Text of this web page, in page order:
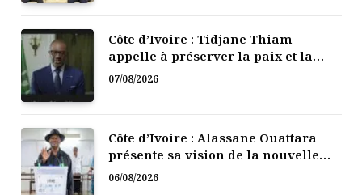
Côte d’Ivoire : Tidjane Thiam
appelle à préserver la paix et la
cohésion nationale
07/08/2026
Côte d’Ivoire : Alassane Ouattara
présente sa vision de la nouvelle
gouvernance électorale
06/08/2026